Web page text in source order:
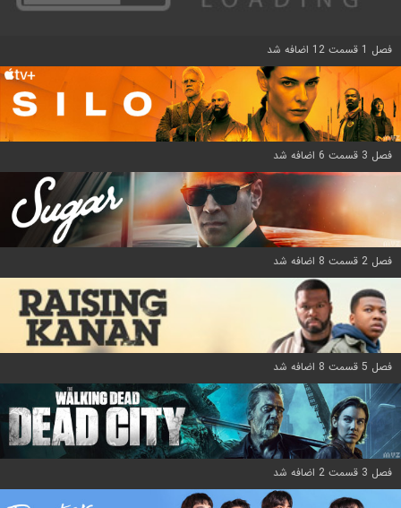
فصل 1 قسمت 12 اضافه شد
فصل 3 قسمت 6 اضافه شد
فصل 2 قسمت 8 اضافه شد
فصل 5 قسمت 8 اضافه شد
فصل 3 قسمت 2 اضافه شد